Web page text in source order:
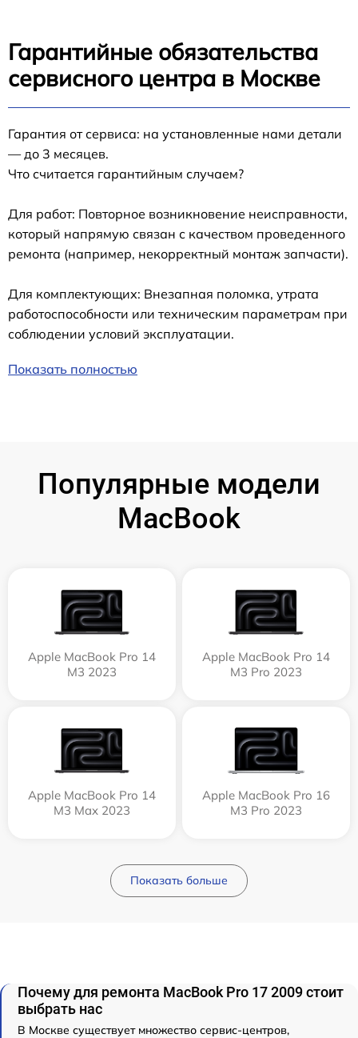
Гарантийные обязательства
сервисного центра в Москве
Гарантия от сервиса: на установленные нами детали
— до 3 месяцев.
Что считается гарантийным случаем?
Для работ: Повторное возникновение неисправности,
который напрямую связан с качеством проведенного
ремонта (например, некорректный монтаж запчасти).
Для комплектующих: Внезапная поломка, утрата
работоспособности или техническим параметрам при
соблюдении условий эксплуатации.
Показать полностью
Популярные модели
MacBook
Apple MacBook Pro 14
M3 2023
Apple MacBook Pro 14
M3 Pro 2023
Apple MacBook Pro 14
M3 Max 2023
Apple MacBook Pro 16
M3 Pro 2023
Показать больше
Почему для ремонта MacBook Pro 17 2009 стоит
выбрать нас
В Москве существует множество сервис-центров,